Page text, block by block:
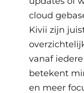
cloud
Kivii zijn
vanaf
betekent
en meer